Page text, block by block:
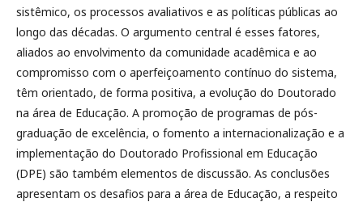
sistêmico, os processos avaliativos e as políticas públicas ao
longo das décadas. O argumento central é esses fatores,
aliados ao envolvimento da comunidade acadêmica e ao
compromisso com o aperfeiçoamento contínuo do sistema,
têm orientado, de forma positiva, a evolução do Doutorado
na área de Educação. A promoção de programas de pós-
graduação de excelência, o fomento a internacionalização e a
implementação do Doutorado Profissional em Educação
(DPE) são também elementos de discussão. As conclusões
apresentam os desafios para a área de Educação, a respeito